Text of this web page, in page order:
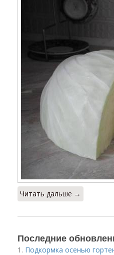
Читать дальше →
Последние
1. Подкормка осенью